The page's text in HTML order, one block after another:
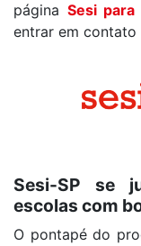
página Sesi para
entrar em contato
Sesi-SP se
escolas com
O pontapé do